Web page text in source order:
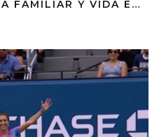
FAMILIAR Y VIDA EN